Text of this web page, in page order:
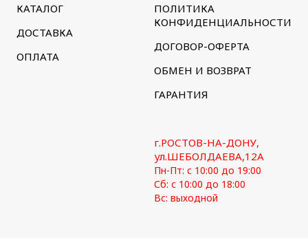
КАТАЛОГ
ДОСТАВКА
ОПЛАТА
ПОЛИТИКА
КОНФИДЕНЦИАЛЬНОСТИ
ДОГОВОР-ОФЕРТА
ОБМЕН И ВОЗВРАТ
ГАРАНТИЯ
г.РОСТОВ-НА-ДОНУ,
ул.ШЕБОЛДАЕВА,12А
Пн-Пт: с 10:00 до 19:00
Сб: с 10:00 до 18:00
Вс: выходной